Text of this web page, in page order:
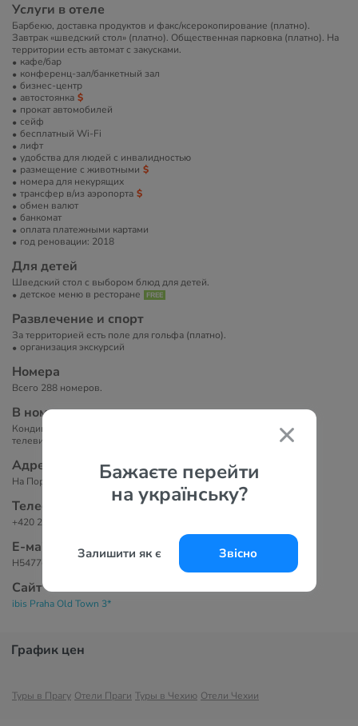
Бажаєте перейти
на українську?
Залишити як є Звісно
Услуги в отеле
Барбекю, доставка продуктов и факс/ксерокопирование (платно).
Завтрак «шведский стол» (платно). Общественная парковка (платно). На
территории есть автомат с закусками.
кафе/бар
конференц-зал/банкетный зал
бизнес-центр
автостоянка
прокат автомобилей
сейф
бесплатный Wi-Fi
лифт
удобства для людей с инвалидностью
размещение с животными
номера для некурящих
трансфер в/из аэропорта
обмен валют
банкомат
оплата платежными картами
год реновации: 2018
Для детей
Шведский стол с выбором блюд для детей.
детское меню в ресторане
Развлечение и спорт
За территорией есть поле для гольфа (платно).
организация экскурсий
Номера
Всего 288 номеров.
В номерах
Кондиционер, ванная комната с душем. В некоторых номерах есть
телевизор с плоским экраном.
Адрес
На Поричи 5, Прага, 110 00, Чехия.
Телефоны
+420 266 000 999
Е-маil
H5477@accor.com
Сайт
ibis Praha Old Town 3*
График цен
Туры в Прагу Отели Праги Туры в Чехию Отели Чехии